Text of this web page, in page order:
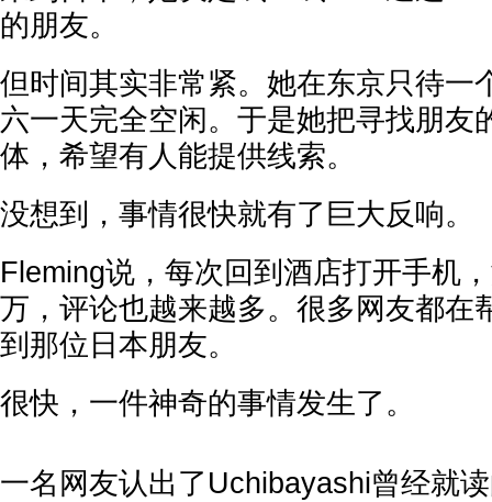
的朋友。
但时间其实非常紧。她在东京只待一
六一天完全空闲。于是她把寻找朋友
体，希望有人能提供线索。
没想到，事情很快就有了巨大反响。
Fleming说，每次回到酒店打开手机
万，评论也越来越多。很多网友都在
到那位日本朋友。
很快，一件神奇的事情发生了。
一名网友认出了Uchibayashi曾经就